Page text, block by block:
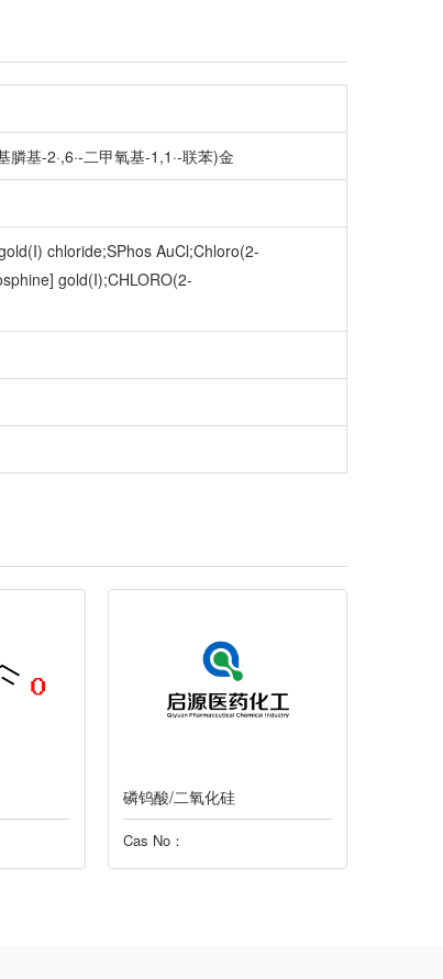
基-2·,6·-二甲氧基-1,1·-联苯)金
chloride;SPhos AuCl;Chloro(2-
gold(I);CHLORO(2-
磷钨酸/二氧化硅
Cas No：